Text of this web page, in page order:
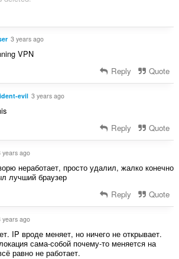
3 years ago
VPN
Reply Quote
evil 3 years ago
Reply Quote
years ago
неработает, просто удалил, жалко конечно
лучший браузер
Reply Quote
years ago
IP вроде меняет, но ничего не открывает.
сама-собой почему-то меняется на
равно не работает.